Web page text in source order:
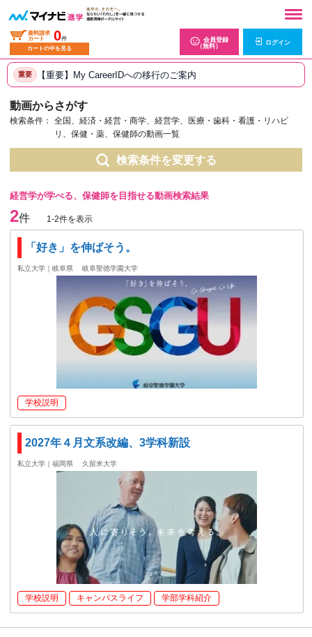
資料請求
カート
0件
カートの中を見る
会員登録
（無料）
ログイン
重要 【重要】My CareerIDへの移行のご案内
動画からさがす
検索条件：
全国、経済・経営・商学、経営学、医療・歯科・看護・リハビ
リ、保健・薬、保健師の動画一覧
検索条件を変更する
経営学が学べる、保健師を目指せる動画検索結果
2件 1-2件を表示
「好き」を伸ばそう。
私立大学｜岐阜県 岐阜聖徳学園大学
学校説明
2027年４月文系改編、3学科新設
私立大学｜福岡県 久留米大学
学校説明 キャンパスライフ 学部学科紹介